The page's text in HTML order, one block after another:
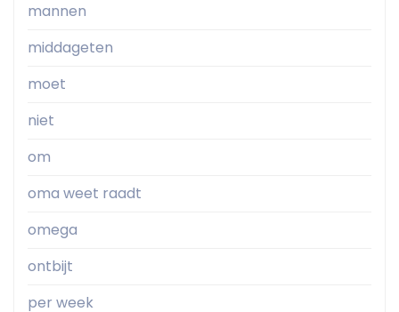
mannen
middageten
moet
niet
om
oma weet raadt
omega
ontbijt
per week